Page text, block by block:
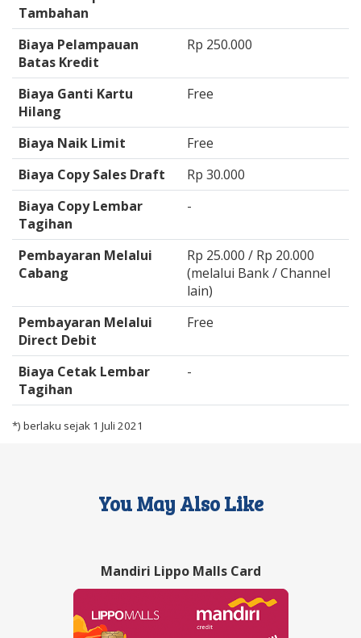
Tambahan
Biaya Pelampauan
Batas Kredit
Rp 250.000
Biaya Ganti Kartu
Hilang
Free
Biaya Naik Limit
Free
Biaya Copy Sales Draft
Rp 30.000
Biaya Copy Lembar
Tagihan
-
Pembayaran Melalui
Cabang
Rp 25.000 / Rp 20.000
(melalui Bank / Channel
lain)
Pembayaran Melalui
Direct Debit
Free
Biaya Cetak Lembar
Tagihan
-
*) berlaku sejak 1 Juli 2021
You May Also Like
Mandiri Lippo Malls Card